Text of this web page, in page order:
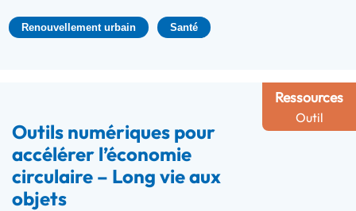
Renouvellement urbain Santé
Ressources
Outil
Outils numériques pour
accélérer l’économie
circulaire – Long vie aux
objets